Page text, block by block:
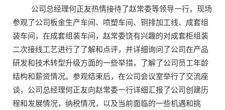
公司总经理何正友热情接待了赵常委等领导一行，现场
参观了公司板金生产车间、喷塑车间、铜排加工线、成套组
装车间，在成套组装车间，赵常委饶有兴趣的对成套柜组装
二次接线工艺进行了了解和点评，并详细询问了公司在产品
研发和技术转型升级方面的一些举措，了解了公司员工年龄
结构和薪资情况。参观结束后，在公司会议室举行了交流座
谈，公司总经理何正友向赵常委一行详细汇报了公司创建历
程和发展情况，纳税情况，以及当前面临的一些机遇和挑